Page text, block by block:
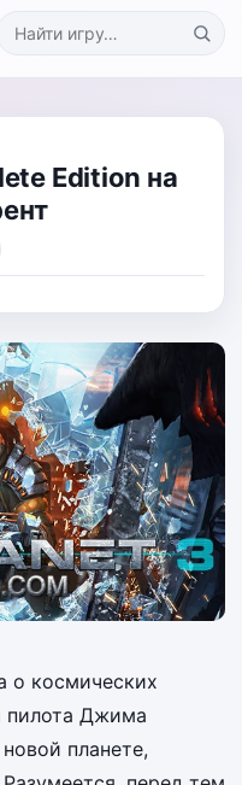
по каталогу
Edition на
о космических
пилота Джима
планете,